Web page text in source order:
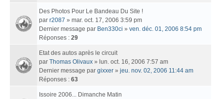
Des Photos Pour Le Bandeau Du Site !
par r2087 » mar. oct. 17, 2006 3:59 pm
Dernier message par Ben330ci » ven. déc. 01, 2006 8:54 pm
Réponses : 29
Etat des autos après le circuit
par Thomas Olivaux » lun. oct. 16, 2006 7:57 am
Dernier message par gixxer » jeu. nov. 02, 2006 11:44 am
Réponses : 63
Issoire 2006... Dimanche Matin